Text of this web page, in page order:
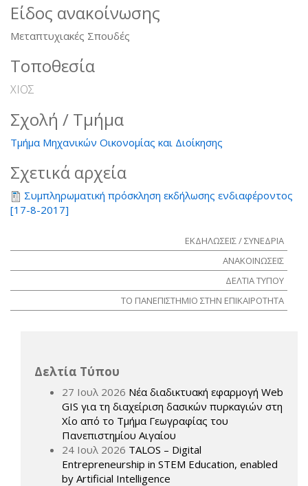
Είδος ανακοίνωσης
Μεταπτυχιακές Σπουδές
Τοποθεσία
ΧΙΟΣ
Σχολή / Τμήμα
Τμήμα Μηχανικών Οικονομίας και Διοίκησης
Σχετικά αρχεία
Συμπληρωματική πρόσκληση εκδήλωσης ενδιαφέροντος
[17-8-2017]
ΕΚΔΗΛΩΣΕΙΣ / ΣΥΝΕΔΡΙΑ
ΑΝΑΚΟΙΝΩΣΕΙΣ
ΔΕΛΤΙΑ ΤΥΠΟΥ
ΤΟ ΠΑΝΕΠΙΣΤΗΜΙΟ ΣΤΗΝ ΕΠΙΚΑΙΡΟΤΗΤΑ
Δελτία Τύπου
27 Ιουλ 2026 Νέα διαδικτυακή εφαρμογή Web
GIS για τη διαχείριση δασικών πυρκαγιών στη
Χίο από το Τμήμα Γεωγραφίας του
Πανεπιστημίου Αιγαίου
24 Ιουλ 2026 TALOS – Digital
Entrepreneurship in STEM Education, enabled
by Artificial Intelligence